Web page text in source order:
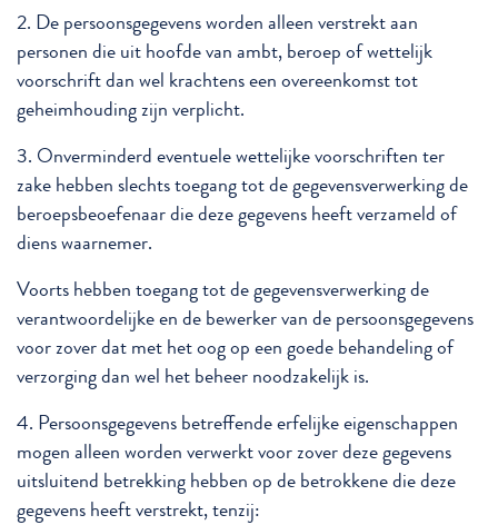
2. De persoonsgegevens worden alleen verstrekt aan
personen die uit hoofde van ambt, beroep of wettelijk
voorschrift dan wel krachtens een overeenkomst tot
geheimhouding zijn verplicht.
3. Onverminderd eventuele wettelijke voorschriften ter
zake hebben slechts toegang tot de gegevensverwerking de
beroepsbeoefenaar die deze gegevens heeft verzameld of
diens waarnemer.
Voorts hebben toegang tot de gegevensverwerking de
verantwoordelijke en de bewerker van de persoonsgegevens
voor zover dat met het oog op een goede behandeling of
verzorging dan wel het beheer noodzakelijk is.
4. Persoonsgegevens betreffende erfelijke eigenschappen
mogen alleen worden verwerkt voor zover deze gegevens
uitsluitend betrekking hebben op de betrokkene die deze
gegevens heeft verstrekt, tenzij: